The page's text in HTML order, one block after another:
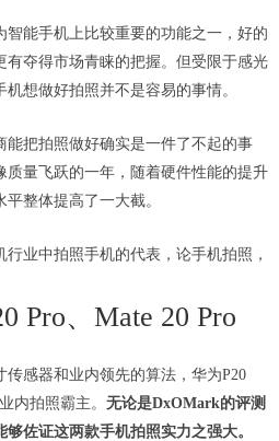
智能手机上比较重要的功能之一，好的
有夺得市场青睐的把握。但受限于感光
想做好拍照并不是容易的事情。
能把拍照做好确实是一件了不起的事
质量飞跃的一年，随着硬件性能的提升
整体提高了一大截。
行业中拍照手机的代表，论手机拍照，
Pro、Mate 20 Pro
感器和业内领先的算法，华为P20
内拍照霸主。无论是DxOMark的评测
佐证这两款手机拍照实力之强大。